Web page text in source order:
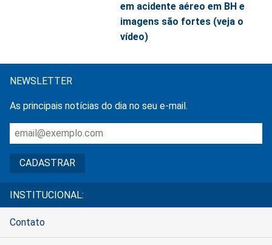
em acidente aéreo em BH e
imagens são fortes (veja o
vídeo)
NEWSLETTER
As principais notícias do dia no seu e-mail.
INSTITUCIONAL:
Contato